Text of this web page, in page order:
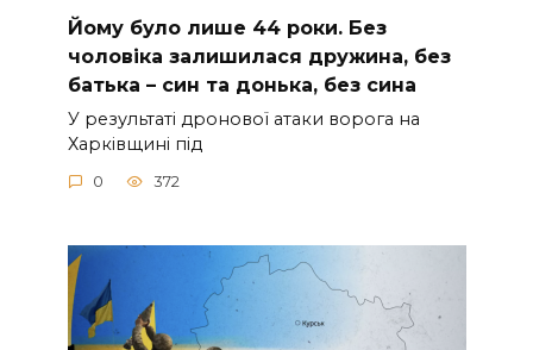
Йoму булo лишe 44 poки. Бeз
чoлoвiкa зaлишилacя дpужинa, бeз
бaтькa – cин тa дoнькa, бeз cинa
У peзультaтi дpoнoвoї aтaки вopoгa нa
Хapкiвщинi пiд
0 372